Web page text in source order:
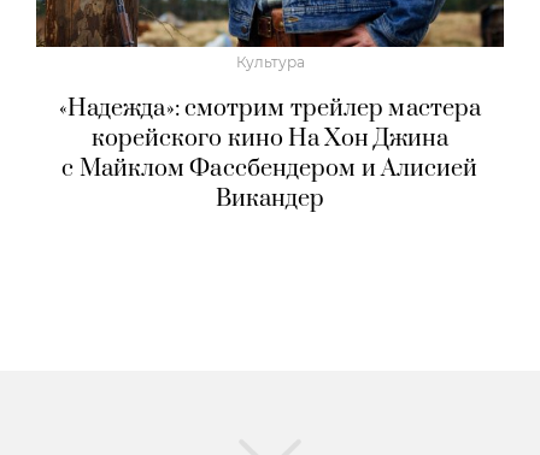
Культура
«Надежда»: смотрим трейлер мастера
корейского кино На Хон Джина
с Майклом Фассбендером и Алисией
Викандер